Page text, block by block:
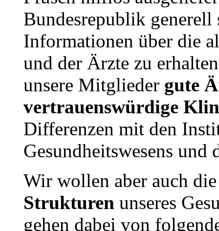
Bundesrepublik
Informationen über die
und der Ärzte zu
unsere Mitglieder gute
vertrauenswürdige
Differenzen mit den
Gesundheitswesens und
Wir wollen aber auch
Strukturen unseres
gehen dabei von